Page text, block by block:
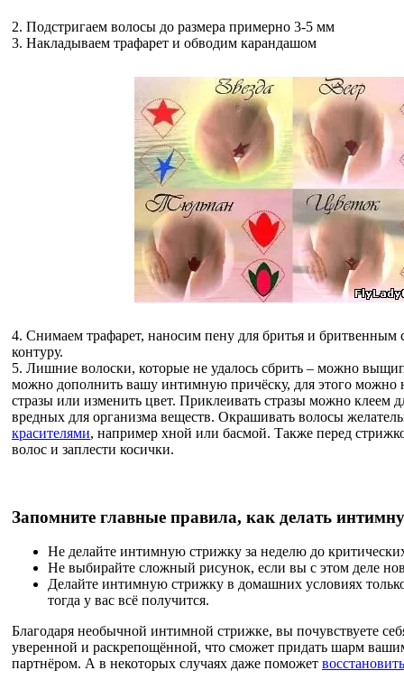
2. Подстригаем волосы до размера примерно 3-5 мм
3. Накладываем трафарет и обводим карандашом
4. Снимаем трафарет, наносим пену для бритья и бритвенным
контуру.
5. Лишние волоски, которые не удалось сбрить – можно
можно дополнить вашу интимную причёску, для этого можно
стразы или изменить цвет. Приклеивать стразы можно клеем
вредных для организма веществ. Окрашивать волосы
красителями, например хной или басмой. Также перед
волос и заплести косички.
Запомните главные правила, как делать
Не делайте интимную стрижку за неделю до
Не выбирайте сложный рисунок, если вы с этом деле
Делайте интимную стрижку в домашних условиях
тогда у вас всё получится.
Благодаря необычной интимной стрижке, вы почувствуете
уверенной и раскрепощённой, что сможет придать шарм
партнёром. А в некоторых случаях даже поможет